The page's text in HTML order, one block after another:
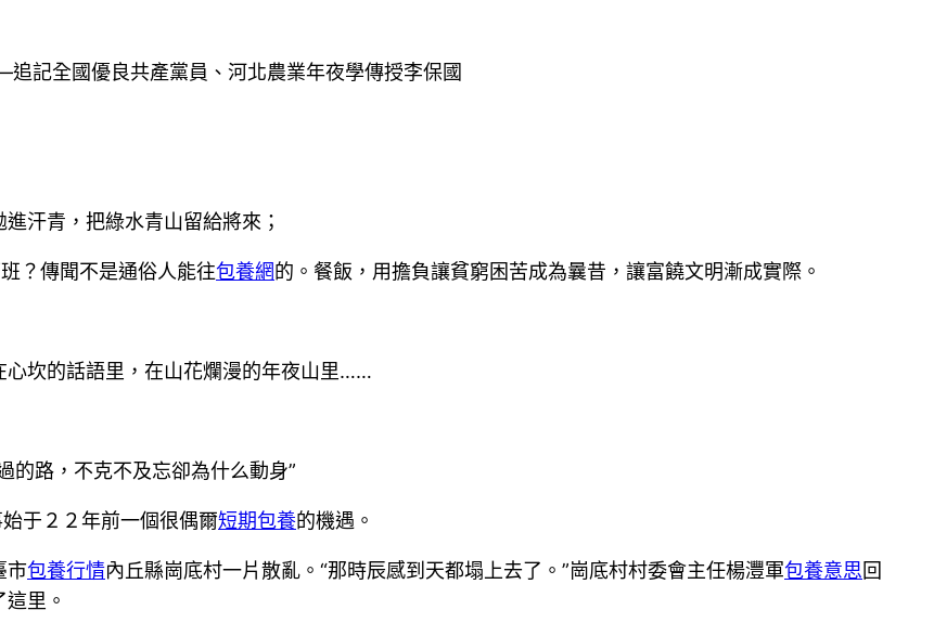
記全國優良共產黨員、河北農業年夜學傳授李保國
汗青，把綠水青山留給將來；
？傳聞不是通俗人能往包養網的。餐飯，用擔負讓貧窮困苦成為曩昔，讓富饒文明漸成實際。
坎的話語里，在山花爛漫的年夜山里……
路，不克不及忘卻為什么動身”
于２２年前一個很偶爾短期包養的機遇。
市包養行情內丘縣崗底村一片散亂。“那時辰感到天都塌上去了。”崗底村村委會主任楊灃軍包養意思回
里。